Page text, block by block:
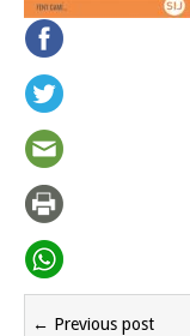
← Previous post